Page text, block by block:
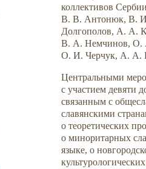
коллективов
В. В. Антонюк, В.
Долгополов, А. А.
В. А. Немчинов, О.
О. И. Черчук, А. А.
Центральными
с участием девяти
связанным с
славянскими
о теоретических
о миноритарных
языке, о